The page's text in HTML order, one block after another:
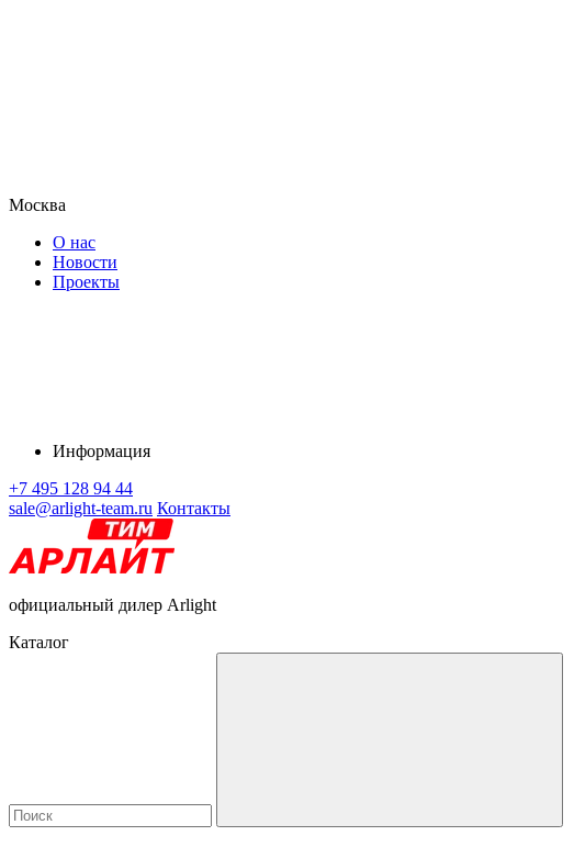
Москва
О нас
Новости
Проекты
Информация
+7 495 128 94 44
sale@arlight-team.ru Контакты
официальный дилер Arlight
Каталог